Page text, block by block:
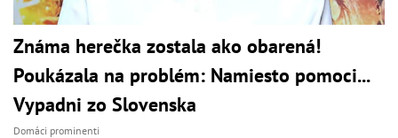
Známa herečka zostala ako obarená!
Poukázala na problém: Namiesto pomoci...
Vypadni zo Slovenska
Domáci prominenti